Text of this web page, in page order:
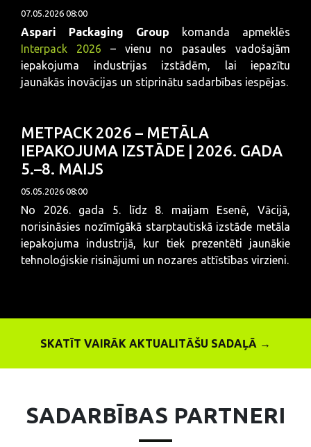
07.05.2026 08:00
Aspari Packaging Group komanda apmeklēs
Interpack 2026 – vienu no pasaules vadošajām
iepakojuma industrijas izstādēm, lai iepazītu
jaunākās inovācijas un stiprinātu sadarbības iespējas.
METPACK 2026 – METĀLA
IEPAKOJUMA IZSTĀDE | 2026. GADA
5.–8. MAIJS
05.05.2026 08:00
No 2026. gada 5. līdz 8. maijam Esenē, Vācijā,
norisināsies nozīmīgākā starptautiskā izstāde metāla
iepakojuma industrijā, kur tiek prezentēti jaunākie
tehnoloģiskie risinājumi un nozares attīstības virzieni.
SKATĪT VAIRĀK AKTUALITĀŠU SADAĻĀ →
SADARBĪBAS PARTNERI